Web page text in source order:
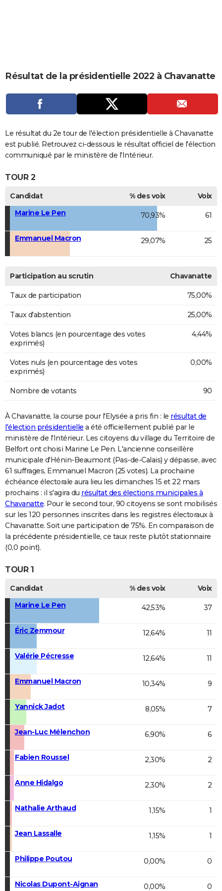
CARTE DE VOEUX
DICTIONNAIRE
Dictionnaire
Biographies
Expressions
Proverbes
PROGRAMME TV
COPAINS D'AVANT
S'inscrire
Se connecter
Lycées
Collèges
Primaires
Universités
Entreprises
Service militaire
Avis de recherche
AVIS DE DÉCÈS
FORUM
Bricolage
Culture
Television
Voyage
Résultat de la présidentielle 2022 à Chavanatte
Le résultat du 2e tour de l'élection présidentielle à Chavanatte
est publié. Retrouvez ci-dessous le résultat officiel de l'élection
communiqué par le ministère de l'Intérieur.
TOUR 2
Candidat % des voix
Voix
Marine Le Pen
70,93% 61
Emmanuel Macron 29,07% 25
Participation au scrutin Chavanatte
Taux de participation 75,00%
Taux d'abstention 25,00%
Votes blancs (en pourcentage des votes
exprimés)
4,44%
Votes nuls (en pourcentage des votes
exprimés)
0,00%
Nombre de votants 90
À Chavanatte, la course pour l'Elysée a pris fin : le résultat de
l'élection présidentielle a été officiellement publié par le
ministère de l'Intérieur. Les citoyens du village du Territoire de
Belfort ont choisi Marine Le Pen. L'ancienne conseillère
municipale d'Hénin-Beaumont (Pas-de-Calais) y dépasse, avec
61 suffrages, Emmanuel Macron (25 votes). La prochaine
échéance électorale aura lieu les dimanches 15 et 22 mars
prochains : il s'agira du résultat des élections municipales à
Chavanatte. Pour le second tour, 90 citoyens se sont mobilisés
sur les 120 personnes inscrites dans les registres électoraux à
Chavanatte. Soit une participation de 75%. En comparaison de
la précédente présidentielle, ce taux reste plutôt stationnaire
(0,0 point).
TOUR 1
Candidat % des voix
Voix
Marine Le Pen
42,53% 37
Éric Zemmour 12,64% 11
Valérie Pécresse 12,64% 11
Emmanuel Macron 10,34% 9
Yannick Jadot 8,05% 7
Jean-Luc Mélenchon 6,90% 6
Fabien Roussel 2,30% 2
Anne Hidalgo 2,30% 2
Nathalie Arthaud 1,15% 1
Jean Lassalle 1,15% 1
Philippe Poutou 0,00% 0
Nicolas Dupont-Aignan 0,00% 0